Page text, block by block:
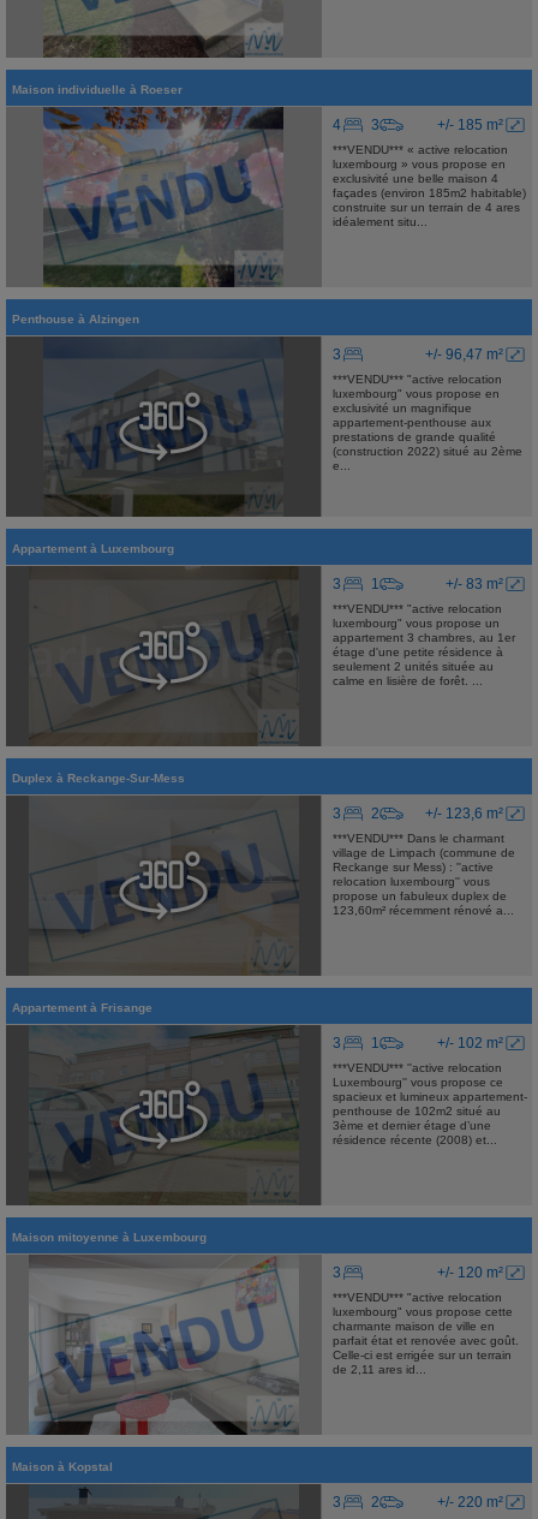
Maison individuelle à Roeser
+/- 185 m²
4 3
***VENDU*** « active relocation
luxembourg » vous propose en
exclusivité une belle maison 4
façades (environ 185m2 habitable)
construite sur un terrain de 4 ares
idéalement situ...
Penthouse à Alzingen
+/- 96,47 m²
3
***VENDU*** "active relocation
luxembourg" vous propose en
exclusivité un magnifique
appartement-penthouse aux
prestations de grande qualité
(construction 2022) situé au 2ème
e...
Appartement à Luxembourg
+/- 83 m²
3 1
***VENDU*** "active relocation
luxembourg" vous propose un
appartement 3 chambres, au 1er
étage d'une petite résidence à
seulement 2 unités située au
calme en lisière de forêt. ...
Duplex à Reckange-Sur-Mess
+/- 123,6 m²
3 2
***VENDU*** Dans le charmant
village de Limpach (commune de
Reckange sur Mess) : ''active
relocation luxembourg'' vous
propose un fabuleux duplex de
123,60m² récemment rénové a...
Appartement à Frisange
+/- 102 m²
3 1
***VENDU*** ''active relocation
Luxembourg'' vous propose ce
spacieux et lumineux appartement-
penthouse de 102m2 situé au
3ème et dernier étage d’une
résidence récente (2008) et...
Maison mitoyenne à Luxembourg
+/- 120 m²
3
***VENDU*** "active relocation
luxembourg" vous propose cette
charmante maison de ville en
parfait état et renovée avec goût.
Celle-ci est errigée sur un terrain
de 2,11 ares id...
Maison à Kopstal
+/- 220 m²
3 2